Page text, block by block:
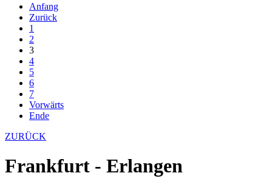
Anfang
Zurück
1
2
3
4
5
6
7
Vorwärts
Ende
ZURÜCK
Frankfurt - Erlangen